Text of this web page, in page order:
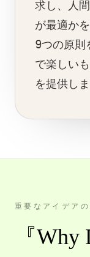
求し、人
が最適か
9つの原則
で楽しい
を提供しま
重要なアイデアの
『Why